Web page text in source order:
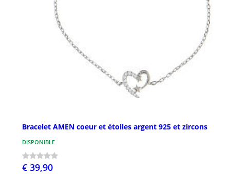
Bracelet AMEN coeur et étoiles argent 925 et zircons
DISPONIBLE
€ 39,90